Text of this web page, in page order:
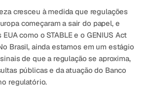
cresceu à medida que regulações
começaram a sair do papel, e
como o STABLE e o GENIUS Act
Brasil, ainda estamos em um estágio
de que a regulação se aproxima,
públicas e da atuação do Banco
regulatório.